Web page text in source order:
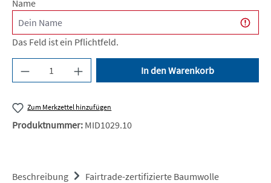
Name
Das Feld ist ein Pflichtfeld.
Produkt Anzahl: Gib den gewünschten Wert
In den Warenkorb
Zum Merkzettel hinzufügen
Produktnummer: MID1029.10
Beschreibung
Fairtrade-zertifizierte Baumwolle